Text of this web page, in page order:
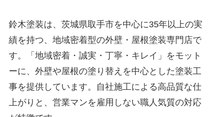
鈴木塗装は、茨城県取手市を中心に35年以上の実
績を持つ、地域密着型の外壁・屋根塗装専門店で
す。「地域密着・誠実・丁寧・キレイ」をモット
ーに、外壁や屋根の塗り替えを中心とした塗装工
事を提供しています。自社施工による高品質な仕
上がりと、営業マンを雇用しない職人気質の対応